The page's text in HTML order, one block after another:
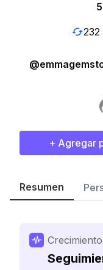
232
+ Agregar
Resumen